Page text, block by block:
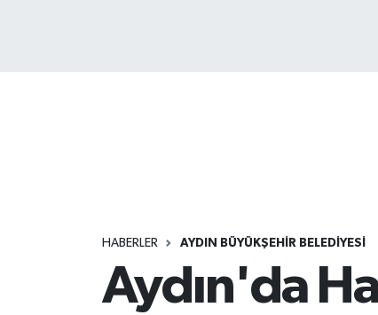
HABERLER AYDIN BÜYÜKŞEHİR BELEDİYESİ
Aydın'da